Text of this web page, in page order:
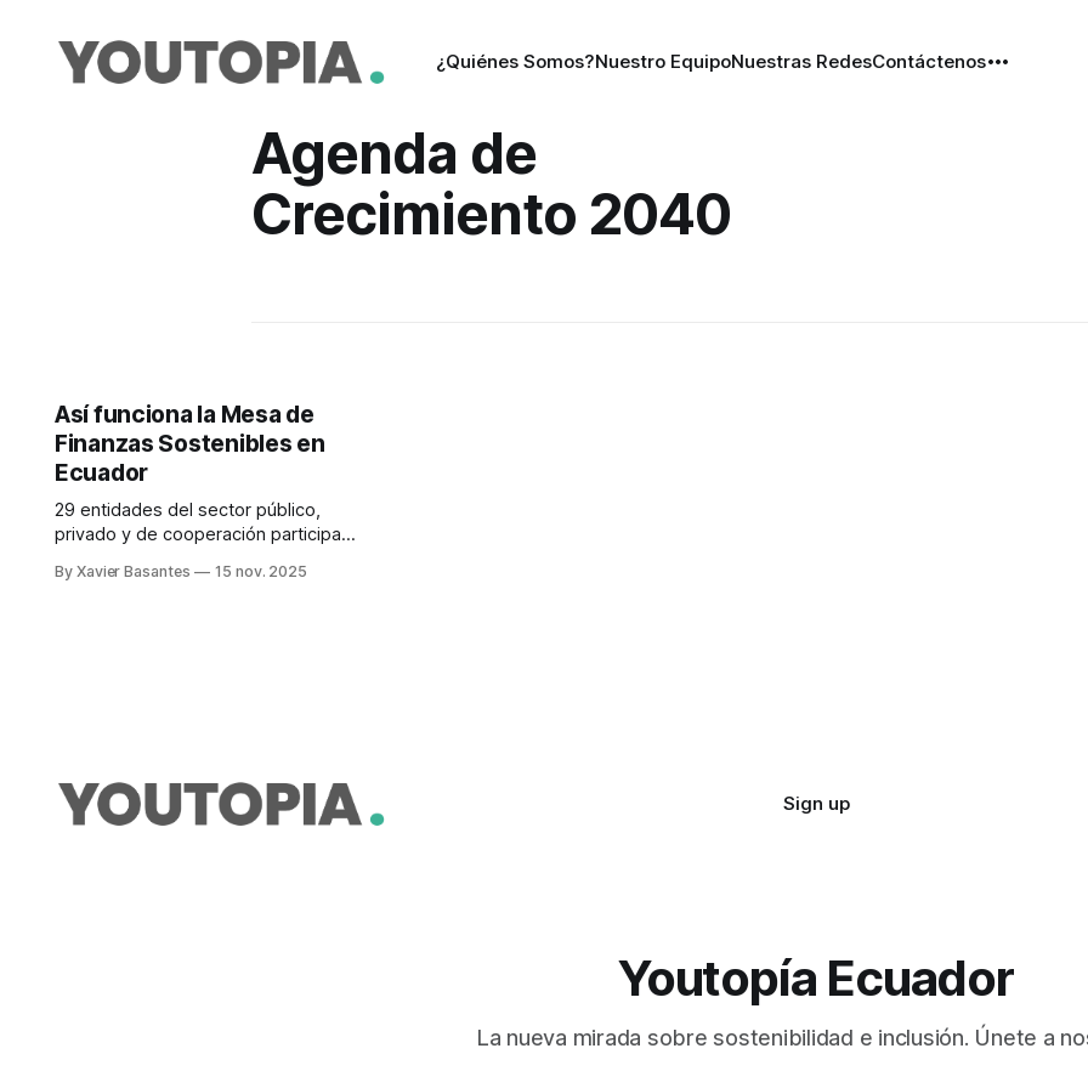
¿Quiénes Somos?Nuestro EquipoNuestras RedesContáctenos
Agenda de
Crecimiento 2040
Así funciona la Mesa de
Finanzas Sostenibles en
Ecuador
29 entidades del sector público,
privado y de cooperación participan
15.450 millones hasta 2030, para
By Xavier Basantes 15 nov. 2025
Sign up
Youtopía Ecuador
La nueva mirada sobre sostenibilidad e inclusión. Únete a